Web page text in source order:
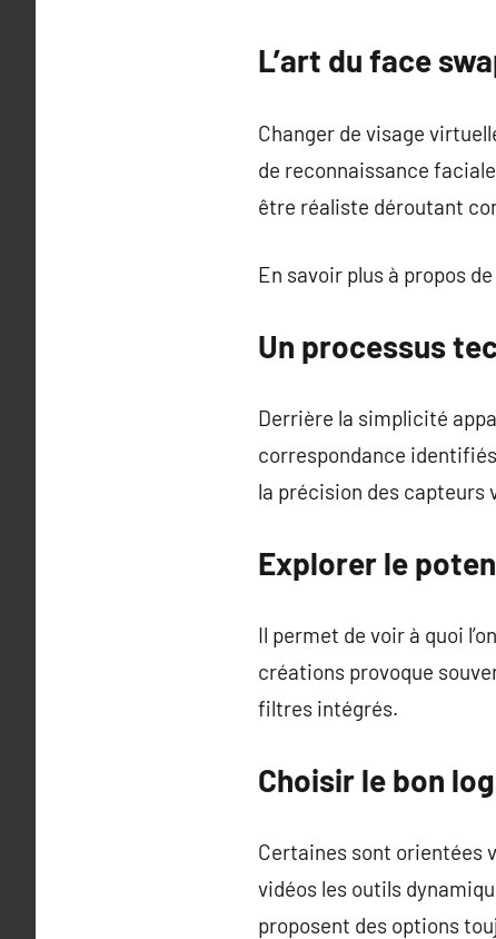
L’art du face
Changer de visage
de reconnaissance
être réaliste déroutant
En savoir plus à propos de
Un processus
Derrière la simplicité
correspondance
la précision des capteurs
Explorer le
Il permet de voir à quoi
créations provoque
filtres intégrés.
Choisir le bon
Certaines sont orientées
vidéos les outils
proposent des options